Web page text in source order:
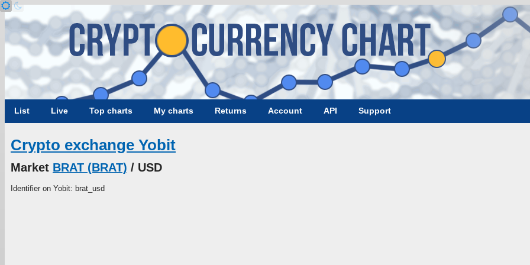
List Live Top charts My charts Returns Account API Support
Crypto exchange Yobit
Market BRAT (BRAT) / USD
Identifier on Yobit: brat_usd